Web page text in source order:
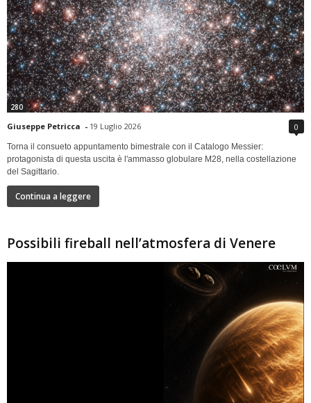
280
Giuseppe Petricca - 19 Luglio 2026 0
Torna il consueto appuntamento bimestrale con il Catalogo Messier:
protagonista di questa uscita è l'ammasso globulare M28, nella costellazione
del Sagittario.
Continua a leggere
Possibili fireball nell’atmosfera di Venere